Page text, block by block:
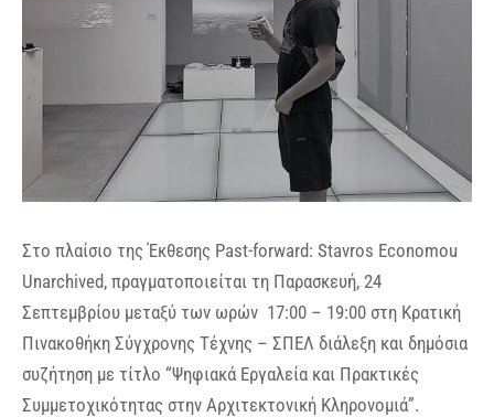
Στο πλαίσιο της Έκθεσης Past-forward: Stavros Economou
Unarchived, πραγματοποιείται τη Παρασκευή, 24
Σεπτεμβρίου μεταξύ των ωρών 17:00 – 19:00 στη Κρατική
Πινακοθήκη Σύγχρονης Τέχνης – ΣΠΕΛ διάλεξη και δημόσια
συζήτηση με τίτλο “Ψηφιακά Εργαλεία και Πρακτικές
Συμμετοχικότητας στην Αρχιτεκτονική Κληρονομιά”.